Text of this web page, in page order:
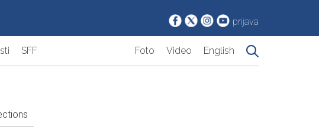
prijava
SFF Foto Video English